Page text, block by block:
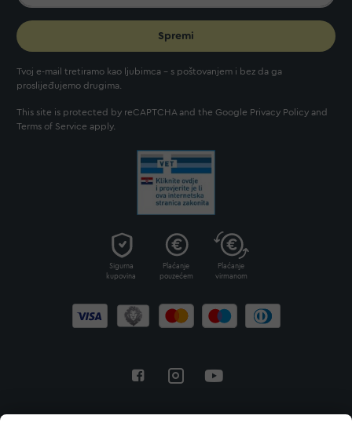
Spremi
Tvoj e-mail tretiramo kao ljubimca - s poštovanjem i bez da ga
proslijeđujemo drugima.
This site is protected by reCAPTCHA and the Google Privacy Policy and
Terms of Service apply.
Sigurna
kupovina
Plaćanje
pouzećem
Plaćanje
virmanom